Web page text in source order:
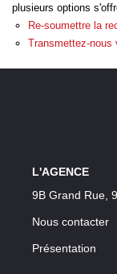
plusieurs options
Re-soumettre la
Transmettez-nous
L'AGENCE
9B Grand Rue,
Nous contacter
Présentation